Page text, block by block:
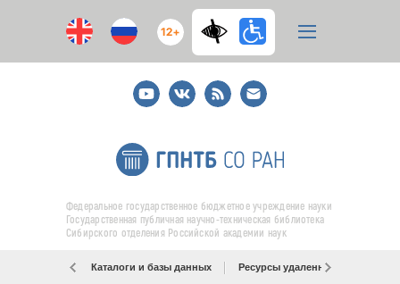
12+
YoutubeВКонтакте
RSS
E-
mail
подписка
Федеральное государственное бюджетное учреждение науки
Государственная публичная научно-техническая библиотека
Сибирского отделения Российской академии наук
Каталоги и базы данных Ресурсы удаленного доступа